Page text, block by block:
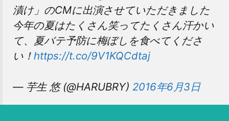
漬け」のCMに出演させていただきました
今年の夏はたくさん笑ってたくさん汗かい
て、夏バテ予防に梅ぼしを食べてくださ
い！ https://t.co/9V1KQCdtaj
— 芋生 悠 (@HARUBRY) 2016年6月3日